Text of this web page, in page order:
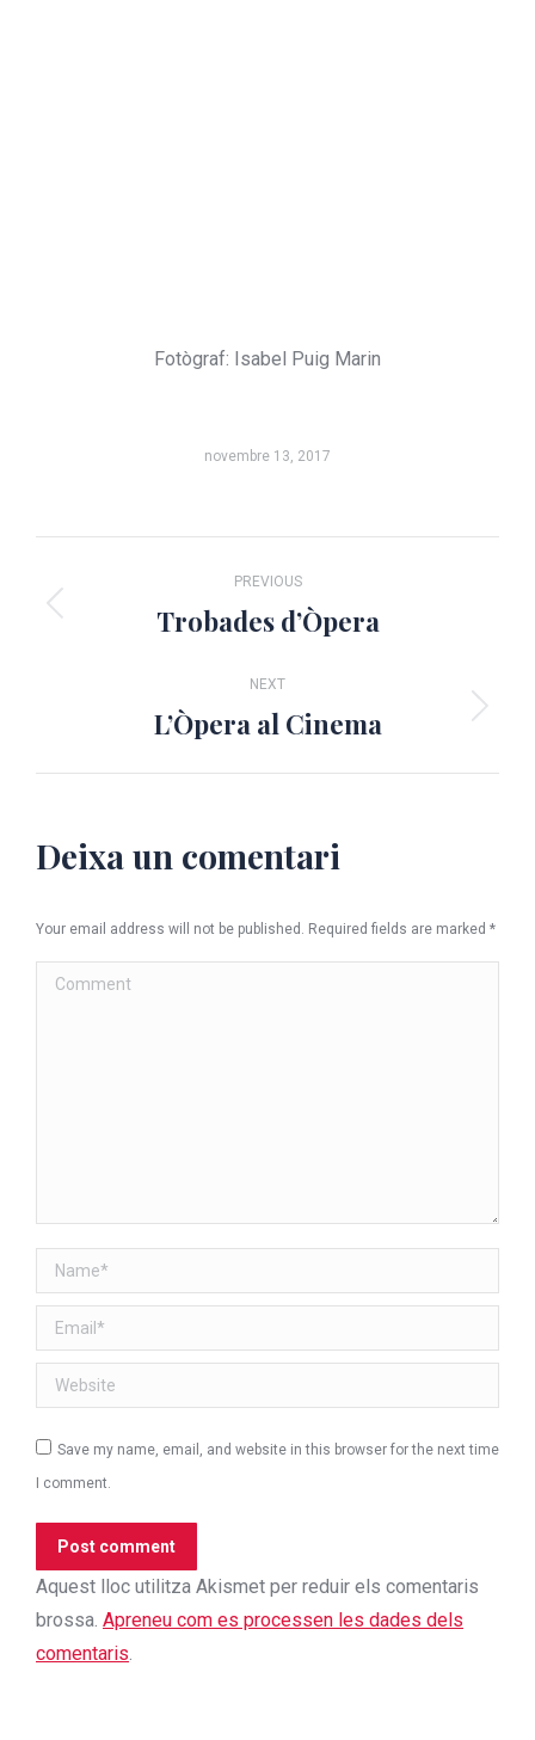
Fotògraf: Isabel Puig Marin
novembre 13, 2017
navigation
PREVIOUS
Previous
Trobades d’Òpera
NEXT
Next
L’Òpera al Cinema
Deixa un comentari
Your email address will not be published. Required fields are marked *
Comment
Name *
Email *
Website
Save my name, email, and website in this browser for the next time
I comment.
Post comment
Aquest lloc utilitza Akismet per reduir els comentaris
brossa. Apreneu com es processen les dades dels
comentaris